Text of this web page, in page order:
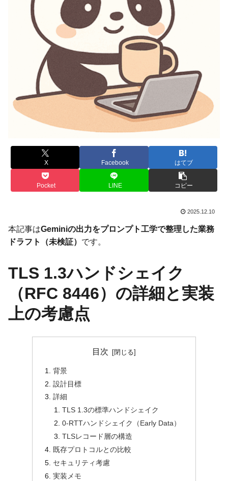
X Facebook はてブ
Pocket LINE コピー
2025.12.10
本記事はGeminiの出力をプロンプト工学で整理した業務
ドラフト（未検証） です。
TLS 1.3ハンドシェイク
（RFC 8446）の詳細と実装
上の考慮点
目次
背景
設計目標
詳細
TLS 1.3の標準ハンドシェイク
0-RTTハンドシェイク（Early Data）
TLSレコード層の構造
既存プロトコルとの比較
セキュリティ考慮
実装メモ